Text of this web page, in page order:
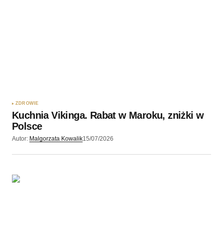
ZDROWIE
Kuchnia Vikinga. Rabat w Maroku, zniżki w
Polsce
Autor: Malgorzata Kowalik15/07/2026